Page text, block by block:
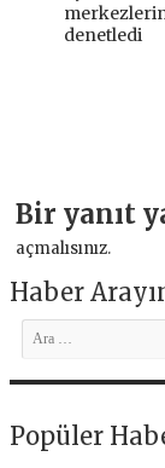
denetledi
Bir yanıt
açmalısınız.
Haber
Popüler